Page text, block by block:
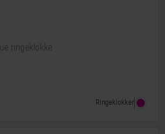
ringeklokke
Ringeklokker